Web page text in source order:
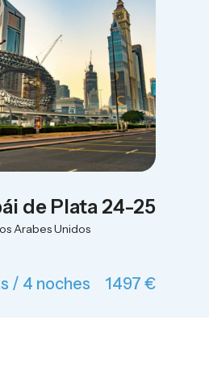
de Plata 24-25
Arabes Unidos
/ 4 noches 1497 €